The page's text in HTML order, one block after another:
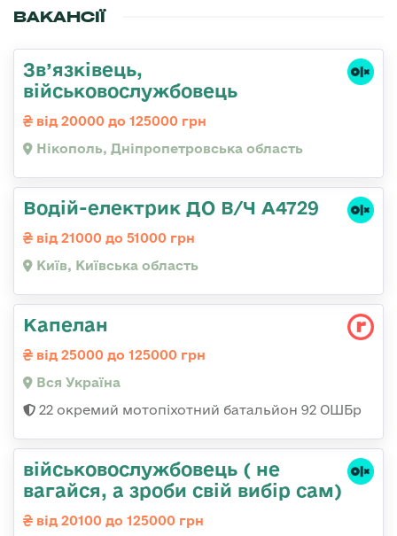
ВАКАНСІЇ
Зв’язківець,
військовослужбовець
від 20000 до 125000 грн
Нікополь, Дніпропетровська область
Водій-електрик ДО В/Ч А4729
від 21000 до 51000 грн
Київ, Київська область
Капелан
від 25000 до 125000 грн
Вся Україна
22 окремий мотопіхотний батальйон 92 ОШБр
військовослужбовець ( не
вагайся, а зроби свій вибір сам)
від 20100 до 125000 грн